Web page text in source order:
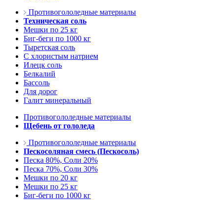
Противогололедные материалы
Техническая соль
Мешки по 25 кг
Биг-беги по 1000 кг
Тыретская соль
С хлористым натрием
Илецк соль
Белкалий
Бассоль
Для дорог
Галит минеральный
Противогололедные материалы
Щебень от гололеда
Противогололедные материалы
Пескосоляная смесь (Пескосоль)
Песка 80%, Соли 20%
Песка 70%, Соли 30%
Мешки по 20 кг
Мешки по 25 кг
Биг-беги по 1000 кг